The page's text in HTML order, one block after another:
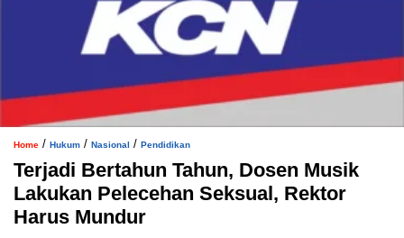
Home / Hukum / Nasional / Pendidikan
Terjadi Bertahun Tahun, Dosen Musik
Lakukan Pelecehan Seksual, Rektor
Harus Mundur